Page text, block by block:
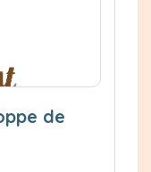
de